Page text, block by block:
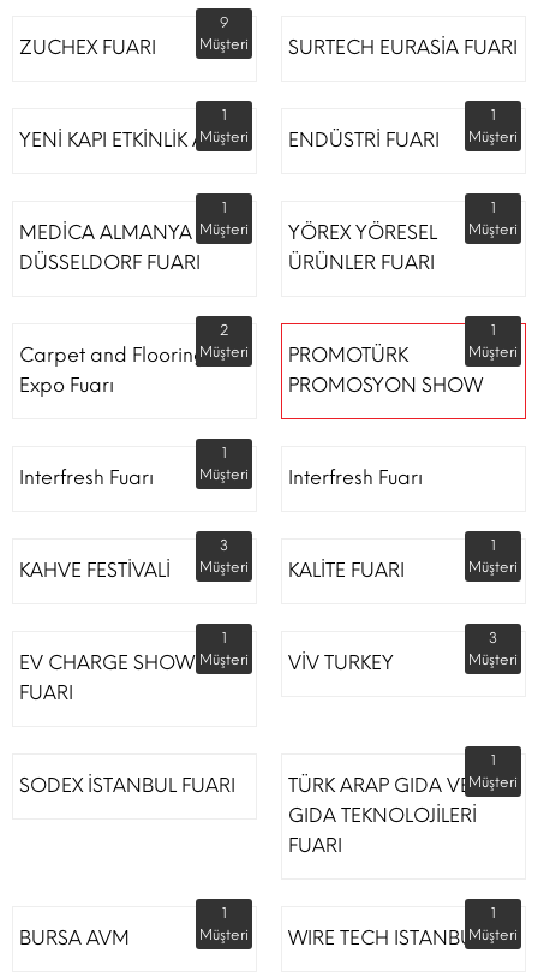
ZUCHEX FUARI
9
Müşteri
SURTECH EURASİA FUARI
YENİ KAPI ETKİNLİK ALANI
1
Müşteri
ENDÜSTRİ FUARI
1
Müşteri
MEDİCA ALMANYA
DÜSSELDORF FUARI
1
Müşteri
YÖREX YÖRESEL
ÜRÜNLER FUARI
1
Müşteri
Carpet and Flooring
Expo Fuarı
2
Müşteri
PROMOTÜRK
PROMOSYON SHOW
1
Müşteri
Interfresh Fuarı
1
Müşteri
Interfresh Fuarı
KAHVE FESTİVALİ
3
Müşteri
KALİTE FUARI
1
Müşteri
EV CHARGE SHOW
FUARI
1
Müşteri
VİV TURKEY
3
Müşteri
SODEX İSTANBUL FUARI
TÜRK ARAP GIDA VE
GIDA TEKNOLOJİLERİ
FUARI
1
Müşteri
BURSA AVM
1
Müşteri
WIRE TECH ISTANBUL
1
Müşteri